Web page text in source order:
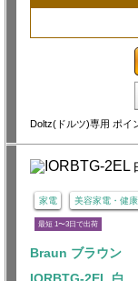
Doltz(ドルツ)専用 ポイ
家電 美容家電・健
最短 1〜3日で出荷
Braun ブラウン